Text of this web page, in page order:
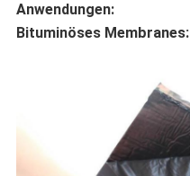
Anwendungen:
Bituminöses Membranes: